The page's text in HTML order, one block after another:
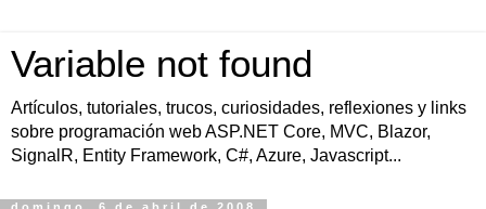
Variable not found
Artículos, tutoriales, trucos, curiosidades, reflexiones y links
sobre programación web ASP.NET Core, MVC, Blazor,
SignalR, Entity Framework, C#, Azure, Javascript...